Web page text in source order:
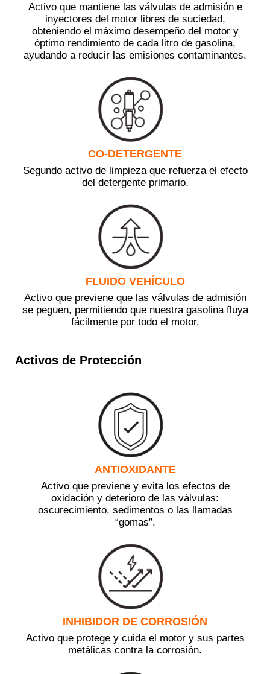
Activo que mantiene las válvulas de admisión e
inyectores del motor libres de suciedad,
obteniendo el máximo desempeño del motor y
óptimo rendimiento de cada litro de gasolina,
ayudando a reducir las emisiones contaminantes.
CO-DETERGENTE
Segundo activo de limpieza que refuerza el efecto
del detergente primario.
FLUIDO VEHÍCULO
Activo que previene que las válvulas de admisión
se peguen, permitiendo que nuestra gasolina fluya
fácilmente por todo el motor.
Activos de Protección
ANTIOXIDANTE
Activo que previene y evita los efectos de
oxidación y deterioro de las válvulas:
oscurecimiento, sedimentos o las llamadas
“gomas”.
INHIBIDOR DE CORROSIÓN
Activo que protege y cuida el motor y sus partes
metálicas contra la corrosión.